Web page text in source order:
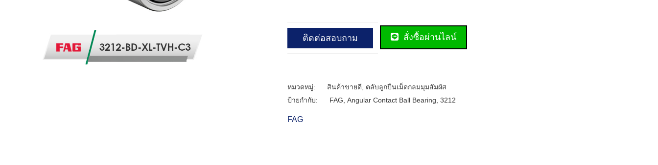
ติดต่อสอบถาม สั่งซื้อผ่านไลน์
หมวดหมู่: สินค้าขายดี
ตลับลูกปืนเม็ดกลมมุมสัมผัส
ป้ายกำกับ:
FAG Angular Contact Ball Bearing 3212
FAG